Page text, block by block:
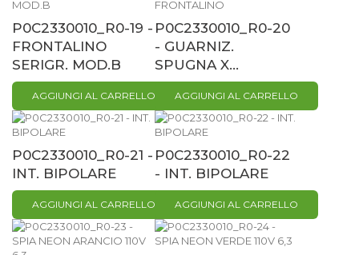
P0C2330010_R0-19 -
FRONTALINO
SERIGR. MOD.B
AGGIUNGI AL CARRELLO
P0C2330010_R0-20
- GUARNIZ.
SPUGNA X...
AGGIUNGI AL CARRELLO
P0C2330010_R0-21 -
INT. BIPOLARE
AGGIUNGI AL CARRELLO
P0C2330010_R0-22
- INT. BIPOLARE
AGGIUNGI AL CARRELLO